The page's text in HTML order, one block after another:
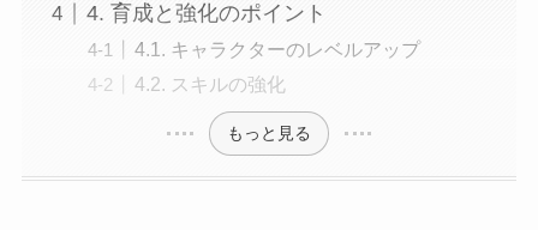
4. 育成と強化のポイント
4.1. キャラクターのレベルアップ
4.2. スキルの強化
もっと見る